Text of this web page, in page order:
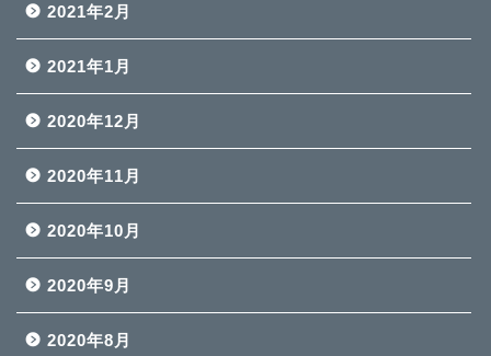
2021年2月
2021年1月
2020年12月
2020年11月
2020年10月
2020年9月
2020年8月